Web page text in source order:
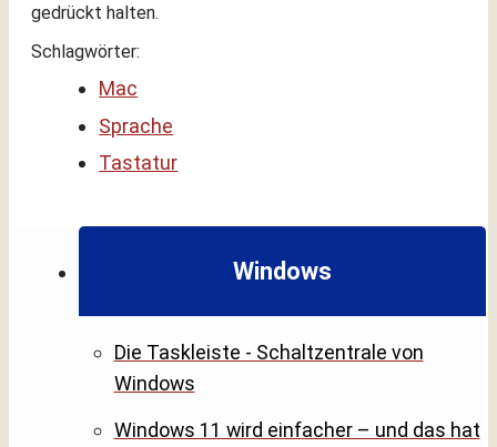
Windows
Die Taskleiste - Schaltzentrale von
Windows
Windows 11 wird einfacher – und das hat
gedrückt halten.
Schlagwörter:
Mac
Sprache
Tastatur